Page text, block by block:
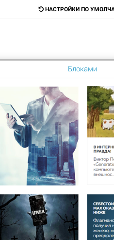
НАСТРОЙКИ ПО
Блоками
Поиск